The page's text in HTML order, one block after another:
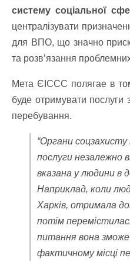
систему соціальної
централізувати
для ВПО, що значно
та розв’язання
Мета ЄІССС полягае в
буде отримувати послуги
перебування.
“Органи
послуги незалежно
вказана у людини в
Наприклад, коли
Харків, отримала
потім
питання вона
фактичному місці